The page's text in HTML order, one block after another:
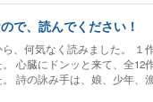
で、読んでください！
、何気なく読みました。 １
。 心臓にドンッと来て、全12
。 詩の詠み手は、娘、少年